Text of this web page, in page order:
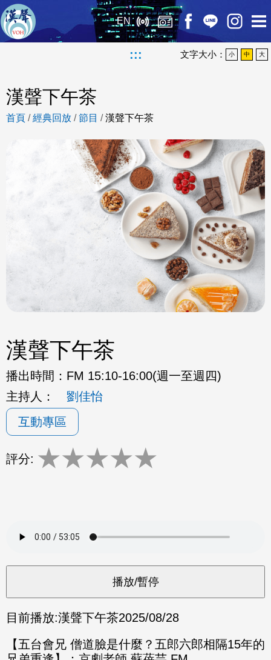
EN
::: 文字大小： 小 中 大
漢聲下午茶
首頁 /經典回放 /節目 /漢聲下午茶
漢聲下午茶
播出時間： FM 15:10-16:00(週一至週四)
主持人：
劉佳怡
互動專區
評分: ★★★★★
目前播放:漢聲下午茶2025/08/28
【五台會兄 僧道臉是什麼？五郎六郎相隔15年的